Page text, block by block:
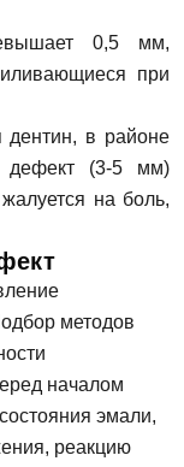
0,5 мм,
при
дентин, в районе
дефект (3-5 мм)
на боль,
методов
началом
эмали,
реакцию